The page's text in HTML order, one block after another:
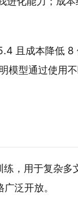
且成本降低 8
模型通过使用
，用于复杂多
泛开放。